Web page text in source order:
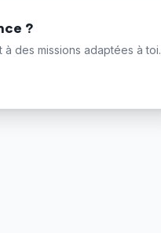
?
des missions adaptées à toi.